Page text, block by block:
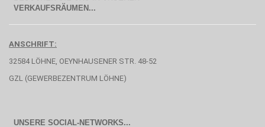
VERKAUFSRÄUMEN...
ANSCHRIFT:
32584 LÖHNE, OEYNHAUSENER STR. 48-52
GZL (GEWERBEZENTRUM LÖHNE)
UNSERE SOCIAL-NETWORKS...